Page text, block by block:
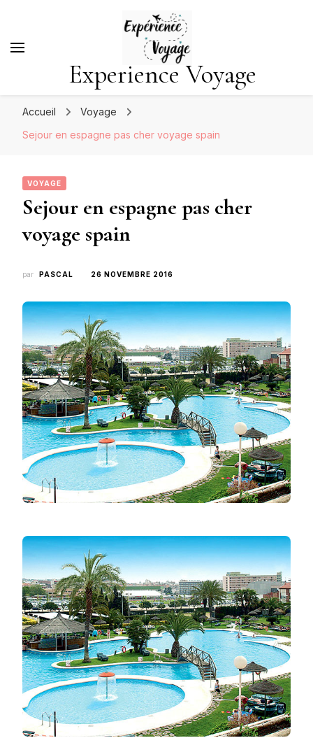
Experience Voyage
Accueil
Voyage
Sejour en espagne pas cher voyage spain
VOYAGE
Sejour en espagne pas cher
voyage spain
par PASCAL 26 NOVEMBRE 2016